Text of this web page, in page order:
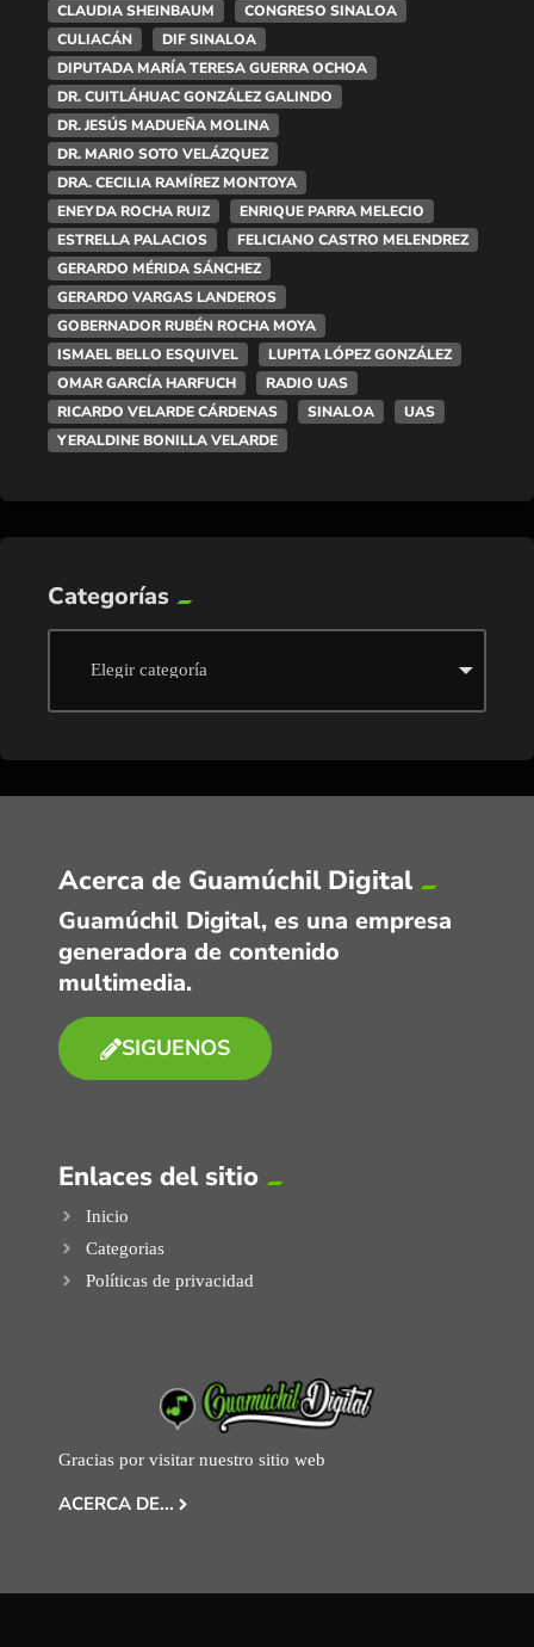
CLAUDIA SHEINBAUM
CONGRESO SINALOA
CULIACÁN
DIF SINALOA
DIPUTADA MARÍA TERESA GUERRA OCHOA
DR. CUITLÁHUAC GONZÁLEZ GALINDO
DR. JESÚS MADUEÑA MOLINA
DR. MARIO SOTO VELÁZQUEZ
DRA. CECILIA RAMÍREZ MONTOYA
ENEYDA ROCHA RUIZ
ENRIQUE PARRA MELECIO
ESTRELLA PALACIOS
FELICIANO CASTRO MELENDREZ
GERARDO MÉRIDA SÁNCHEZ
GERARDO VARGAS LANDEROS
GOBERNADOR RUBÉN ROCHA MOYA
ISMAEL BELLO ESQUIVEL
LUPITA LÓPEZ GONZÁLEZ
OMAR GARCÍA HARFUCH
RADIO UAS
RICARDO VELARDE CÁRDENAS
SINALOA
UAS
YERALDINE BONILLA VELARDE
Categorías
Acerca de Guamúchil Digital
Guamúchil Digital, es una empresa
generadora de contenido
multimedia.
SIGUENOS
Enlaces del sitio
Inicio
Categorias
Políticas de privacidad
Gracias por visitar nuestro sitio web
ACERCA DE...